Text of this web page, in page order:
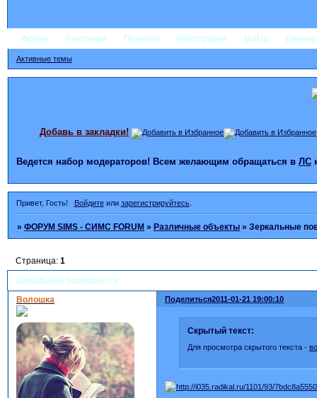
Форум Участники Правила Регистрация Войти
Активные темы
Добавь в закладки!
Ведется набор модераторов! Всем желающим обращаться в ЛС
Привет, Гость! Войдитеили зарегистрируйтесь.
»ФОРУМ SIMS - СИМС FORUM »Различные объекты »Зеркальные
Зеркальные поверхности
Страница:1
Поделиться2011-01-21 19:00:10
Волошка
Скрытый текст:
Для просмотра скрытого текста -